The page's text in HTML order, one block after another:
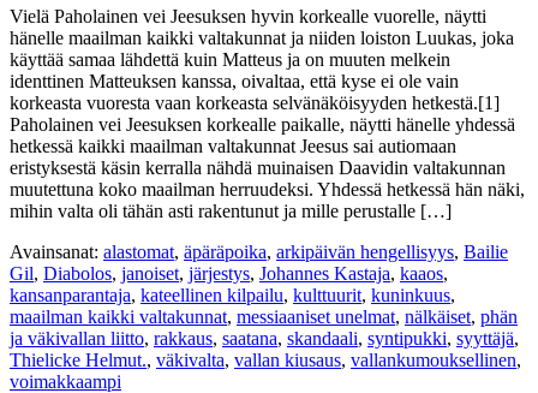
Vielä Paholainen vei Jeesuksen hyvin korkealle vuorelle, näytti
hänelle maailman kaikki valtakunnat ja niiden loiston Luukas, joka
käyttää samaa lähdettä kuin Matteus ja on muuten melkein
identtinen Matteuksen kanssa, oivaltaa, että kyse ei ole vain
korkeasta vuoresta vaan korkeasta selvänäköisyyden hetkestä.[1]
Paholainen vei Jeesuksen korkealle paikalle, näytti hänelle yhdessä
hetkessä kaikki maailman valtakunnat Jeesus sai autiomaan
eristyksestä käsin kerralla nähdä muinaisen Daavidin valtakunnan
muutettuna koko maailman herruudeksi. Yhdessä hetkessä hän näki,
mihin valta oli tähän asti rakentunut ja mille perustalle […]
Avainsanat: alastomat, äpäräpoika, arkipäivän hengellisyys, Bailie
Gil, Diabolos, janoiset, järjestys, Johannes Kastaja, kaaos,
kansanparantaja, kateellinen kilpailu, kulttuurit, kuninkuus,
maailman kaikki valtakunnat, messiaaniset unelmat, nälkäiset, phän
ja väkivallan liitto, rakkaus, saatana, skandaali, syntipukki, syyttäjä,
Thielicke Helmut., väkivalta, vallan kiusaus, vallankumouksellinen,
voimakkaampi